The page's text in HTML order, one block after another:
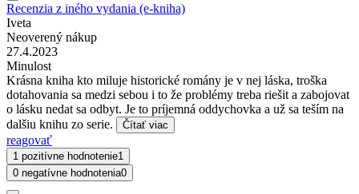
Recenzia z iného vydania (e-kniha)
Iveta
Neoverený nákup
27.4.2023
Minulost
Krásna kniha kto miluje historické romány je v nej láska, troška
dotahovania sa medzi sebou i to že problémy treba riešit a zabojovat
o lásku nedat sa odbyt. Je to príjemná oddychovka a už sa teším na
dalšiu knihu zo serie.
Čítať viac
reagovať
1 pozitívne hodnotenie1
0 negatívne hodnotenia0